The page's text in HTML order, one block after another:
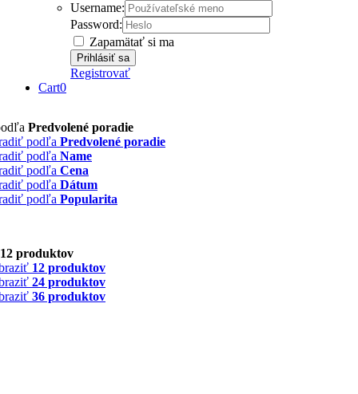
Username:
Password:
Zapamätať si ma
Registrovať
Cart0
Predvolené poradie
podľa Predvolené poradie
podľa Name
podľa Cena
podľa Dátum
podľa Popularita
12 produktov
12 produktov
24 produktov
36 produktov